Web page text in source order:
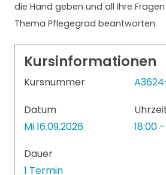
die Hand geben und all Ihre
Thema Pflegegrad beantworten.
Kursinformationen
Kursnummer
Datum
Mi 16.09.2026
18:00
Dauer
1 Termin